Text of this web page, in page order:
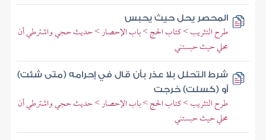
المحصر يحل حيث يحبس
طرح التثريب > كتاب الحج > باب الإحصار > حديث حجي واشترطي أن
محلي حيث حبستني
شرط التحلل بلا عذر بأن قال في إحرامه (متى شئت)
أو (كسلت) خرجت
طرح التثريب > كتاب الحج > باب الإحصار > حديث حجي واشترطي أن
محلي حيث حبستني